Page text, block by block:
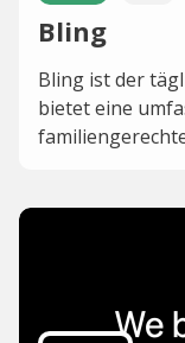
Bling
Bling ist der
bietet eine